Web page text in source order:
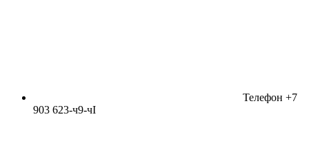
Телефон +7
903 623-ч9-чI